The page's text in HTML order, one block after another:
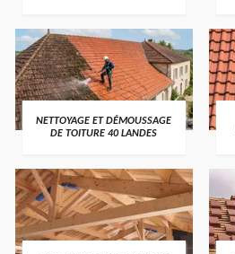
NETTOYAGE ET DÉMOUSSAGE
DE TOITURE 40 LANDES